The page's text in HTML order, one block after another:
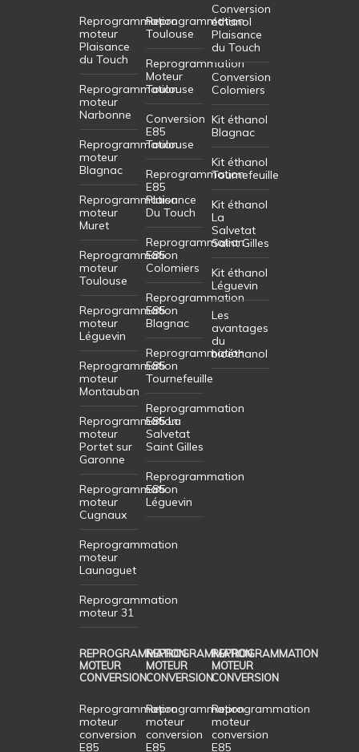
Reprogrammation
moteur
Plaisance
du Touch
Reprogrammation
moteur
Narbonne
Reprogrammation
moteur
Blagnac
Reprogrammation
moteur
Muret
Reprogrammation
moteur
Toulouse
Reprogrammation
moteur
Léguevin
Reprogrammation
moteur
Montauban
Reprogrammation
moteur
Portet sur
Garonne
Reprogrammation
moteur
Cugnaux
Reprogrammation
moteur
Launaguet
Reprogrammation
moteur 31
Reprogrammation
Toulouse
Reprogrammation
Moteur
Toulouse
Conversion
E85
Toulouse
Reprogrammation
E85
Plaisance
Du Touch
Reprogrammation
E85
Colomiers
Reprogrammation
E85
Blagnac
Reprogrammation
E85
Tournefeuille
Reprogrammation
E85 La
Salvetat
Saint Gilles
Reprogrammation
E85
Léguevin
Conversion
éthanol
Plaisance
du Touch
Conversion
Colomiers
Kit éthanol
Blagnac
Kit éthanol
Tournefeuille
Kit éthanol
La
Salvetat
Saint Gilles
Kit éthanol
Léguevin
Les
avantages
du
bioéthanol
REPROGRAMMATION
MOTEUR
CONVERSION
Reprogrammation
moteur
conversion
E85
REPROGRAMMATION
MOTEUR
CONVERSION
Reprogrammation
moteur
conversion
E85
REPROGRAMMATION
MOTEUR
CONVERSION
Reprogrammation
moteur
conversion
E85